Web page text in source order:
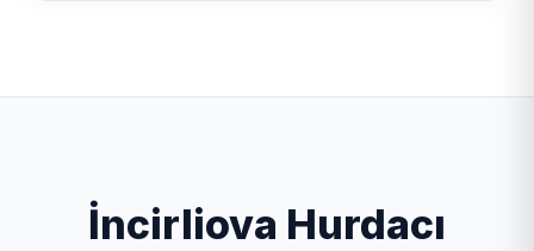
İncirliova Hurdacı